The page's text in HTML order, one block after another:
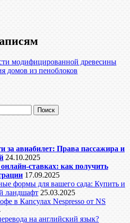
модифицированной древесины
домов из пеноблоков
за авиабилет: Права пассажира и
24.10.2025
ставках: как получить
17.09.2025
формы для вашего сада: Купить и
ландшафт 25.03.2025
в Капсулах Nespresso от NS
на английский язык?